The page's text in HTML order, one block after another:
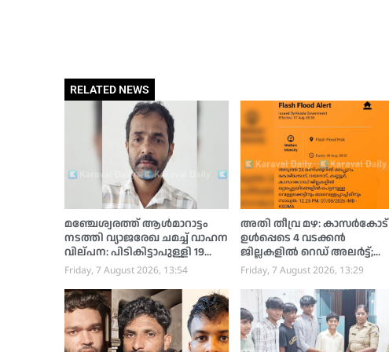
RELATED NEWS
മഞ്ചേശ്വരത്ത് ആൾമാറാട്ടം
നടത്തി വ്യാജരേഖ ചമച്ച് വാഹന
വില്പന: പിടികിട്ടാപുള്ളി 19
വർഷത്തിനു ശേഷം അറസ്റ്റിൽ
Friday, 7 August 2026, 13:54
അതി തീവ്ര മഴ: കാസര്‍കോട്
ഉള്‍പ്പെടെ 4 വടക്കന്‍
ജില്ലകളില്‍ റെഡ് അലര്‍ട്ട്;
വെള്ളക്കെട്ടിനും
മലവെള്ളപ്പാച്ചിലിനും
സാധ്യതയെന്ന് മുന്നറിയിപ്പ്
Friday, 7 August 2026, 13:29